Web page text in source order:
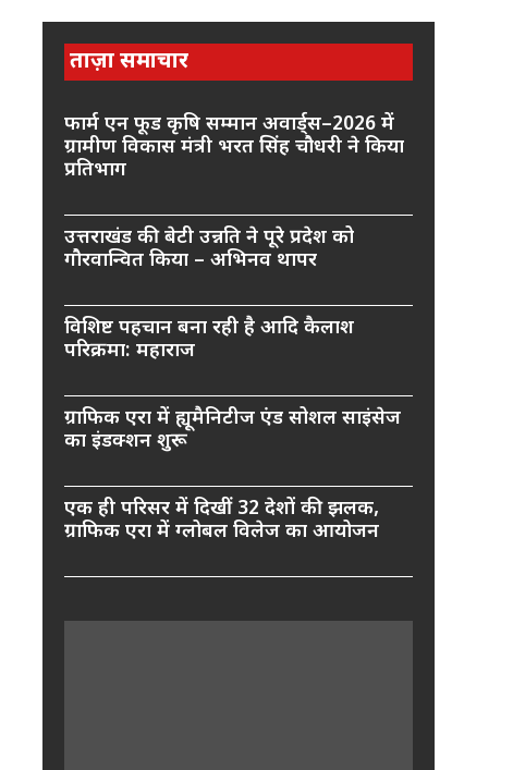
ताज़ा समाचार
फार्म एन फूड कृषि सम्मान अवार्ड्स–2026 में
ग्रामीण विकास मंत्री भरत सिंह चौधरी ने किया
प्रतिभाग
उत्तराखंड की बेटी उन्नति ने पूरे प्रदेश को
गौरवान्वित किया – अभिनव थापर
विशिष्ट पहचान बना रही है आदि कैलाश
परिक्रमा: महाराज
ग्राफिक एरा में ह्यूमैनिटीज एंड सोशल साइंसेज
का इंडक्शन शुरू
एक ही परिसर में दिखीं 32 देशों की झलक,
ग्राफिक एरा में ग्लोबल विलेज का आयोजन